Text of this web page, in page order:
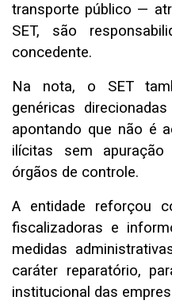
transporte público —
SET, são
concedente.
Na nota, o SET
genéricas
apontando que não é
ilícitas sem
órgãos de controle.
A entidade reforçou
fiscalizadoras e
medidas
caráter reparatório,
institucional das